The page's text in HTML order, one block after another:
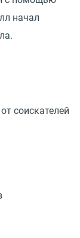
начал
соискателей